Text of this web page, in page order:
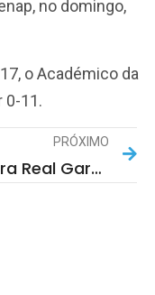
no domingo,
o Académico da
0-11.
PRÓXIMO
Pulseira Real Garante Acesso Exclusivo Às Bancadas Nos 30 Anos Da Viagem Medieval